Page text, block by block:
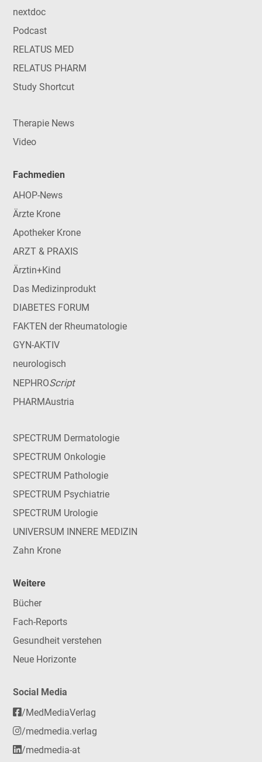
nextdoc
Podcast
RELATUS MED
RELATUS PHARM
Study Shortcut
Therapie News
Video
Fachmedien
AHOP-News
Ärzte Krone
Apotheker Krone
ARZT & PRAXIS
Ärztin+Kind
Das Medizinprodukt
DIABETES FORUM
FAKTEN der Rheumatologie
GYN-AKTIV
neurologisch
NEPHROScript
PHARMAustria
SPECTRUM Dermatologie
SPECTRUM Onkologie
SPECTRUM Pathologie
SPECTRUM Psychiatrie
SPECTRUM Urologie
UNIVERSUM INNERE MEDIZIN
Zahn Krone
Weitere
Bücher
Fach-Reports
Gesundheit verstehen
Neue Horizonte
Social Media
/MedMediaVerlag
/medmedia.verlag
/medmedia-at